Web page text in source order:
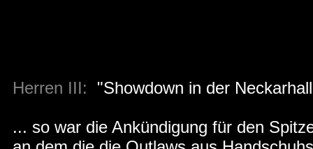
Herren III: "Showdown in der
... so war die Ankündigung für den